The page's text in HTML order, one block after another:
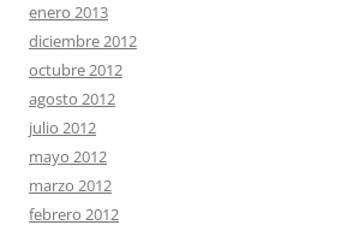
enero 2013
diciembre 2012
octubre 2012
agosto 2012
julio 2012
mayo 2012
marzo 2012
febrero 2012